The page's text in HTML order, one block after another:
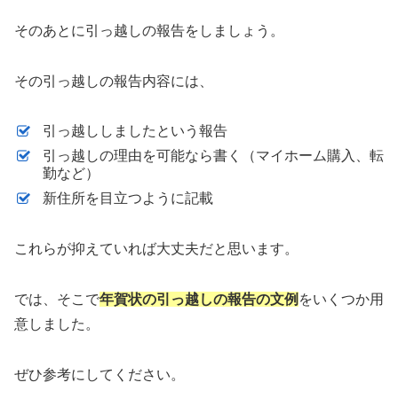
そのあとに引っ越しの報告をしましょう。
その引っ越しの報告内容には、
引っ越ししましたという報告
引っ越しの理由を可能なら書く（マイホーム購入、転
勤など）
新住所を目立つように記載
これらが抑えていれば大丈夫だと思います。
では、そこで年賀状の引っ越しの報告の文例 をいくつか用
意しました。
ぜひ参考にしてください。